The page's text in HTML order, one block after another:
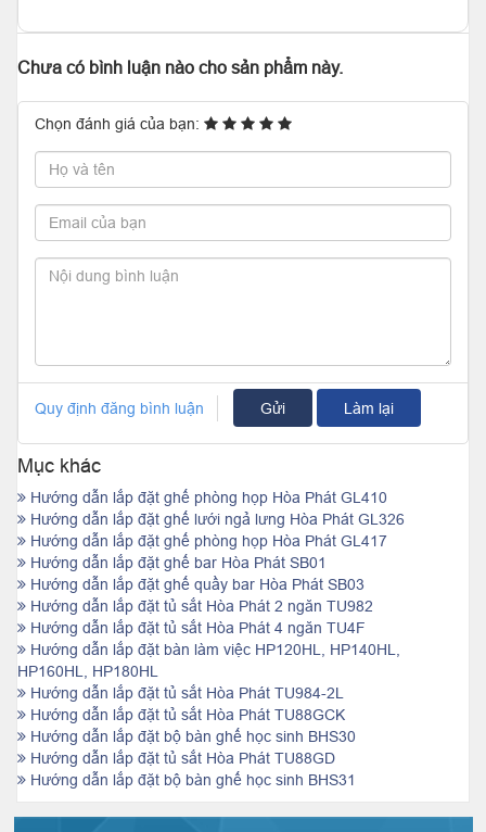
Chưa có bình luận nào cho sản phẩm này.
Chọn đánh giá của bạn:
Quy định đăng bình luận Gửi Làm lại
Mục khác
Hướng dẫn lắp đặt ghế phòng họp Hòa Phát GL410
Hướng dẫn lắp đặt ghế lưới ngả lưng Hòa Phát GL326
Hướng dẫn lắp đặt ghế phòng họp Hòa Phát GL417
Hướng dẫn lắp đặt ghế bar Hòa Phát SB01
Hướng dẫn lắp đặt ghế quầy bar Hòa Phát SB03
Hướng dẫn lắp đặt tủ sắt Hòa Phát 2 ngăn TU982
Hướng dẫn lắp đặt tủ sắt Hòa Phát 4 ngăn TU4F
Hướng dẫn lắp đặt bàn làm việc HP120HL, HP140HL,
HP160HL, HP180HL
Hướng dẫn lắp đặt tủ sắt Hòa Phát TU984-2L
Hướng dẫn lắp đặt tủ sắt Hòa Phát TU88GCK
Hướng dẫn lắp đặt bộ bàn ghế học sinh BHS30
Hướng dẫn lắp đặt tủ sắt Hòa Phát TU88GD
Hướng dẫn lắp đặt bộ bàn ghế học sinh BHS31